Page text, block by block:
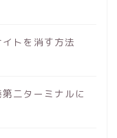
イトを消す方法
二ターミナルに